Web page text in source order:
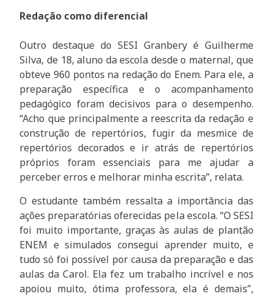
Redação como diferencial
Outro destaque do SESI Granbery é Guilherme
Silva, de 18, aluno da escola desde o maternal, que
obteve 960 pontos na redação do Enem. Para ele, a
preparação específica e o acompanhamento
pedagógico foram decisivos para o desempenho.
“Acho que principalmente a reescrita da redação e
construção de repertórios, fugir da mesmice de
repertórios decorados e ir atrás de repertórios
próprios foram essenciais para me ajudar a
perceber erros e melhorar minha escrita”, relata.
O estudante também ressalta a importância das
ações preparatórias oferecidas pela escola. “O SESI
foi muito importante, graças às aulas de plantão
ENEM e simulados consegui aprender muito, e
tudo só foi possível por causa da preparação e das
aulas da Carol. Ela fez um trabalho incrível e nos
apoiou muito, ótima professora, ela é demais”,